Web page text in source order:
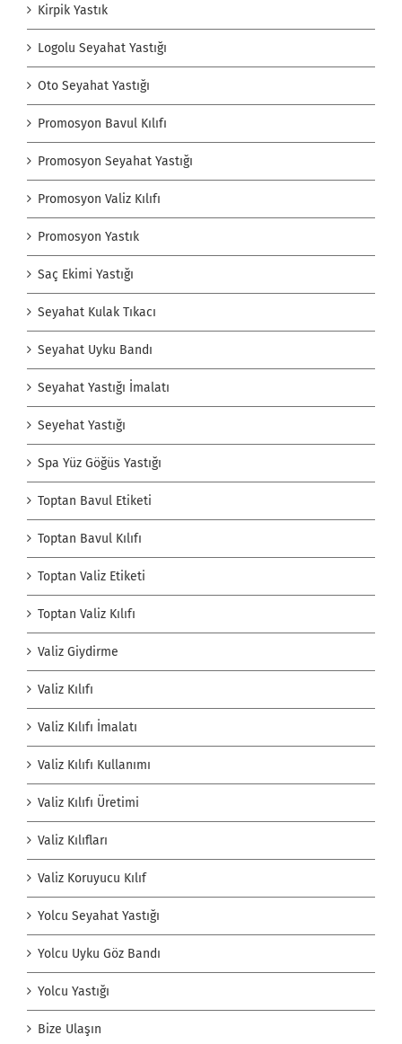
Kirpik Yastık
Logolu Seyahat Yastığı
Oto Seyahat Yastığı
Promosyon Bavul Kılıfı
Promosyon Seyahat Yastığı
Promosyon Valiz Kılıfı
Promosyon Yastık
Saç Ekimi Yastığı
Seyahat Kulak Tıkacı
Seyahat Uyku Bandı
Seyahat Yastığı İmalatı
Seyehat Yastığı
Spa Yüz Göğüs Yastığı
Toptan Bavul Etiketi
Toptan Bavul Kılıfı
Toptan Valiz Etiketi
Toptan Valiz Kılıfı
Valiz Giydirme
Valiz Kılıfı
Valiz Kılıfı İmalatı
Valiz Kılıfı Kullanımı
Valiz Kılıfı Üretimi
Valiz Kılıfları
Valiz Koruyucu Kılıf
Yolcu Seyahat Yastığı
Yolcu Uyku Göz Bandı
Yolcu Yastığı
Bize Ulaşın